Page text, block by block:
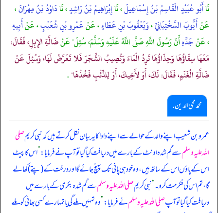
نَاأَبُو عُبَيْدٍ الْقَاسِمُ بْنُ إِسْمَاعِيلَ، نَاإِبْرَاهِيمُ بْنُ رَاشِدٍ، نَادَاوُدُ بْنُ مِهْرَانَ،
عَنْأَيُّوبَ السَّخْتِيَانِيِّ،وَيَعْقُوبَ بْنِ عَطَاءٍ، عَنْعَمْرِو بْنِ شُعَيْبٍ، عَنْأَبِيهِ
، عَنْجَدِّهِأَنّ رَسُولَ اللَّهِ صَلَّى اللَّهُ عَلَيْهِ وَسَلَّمَ، سُئِلَ" عَنْضَالَّةِ الإِبِلِ، فَقَالَ:
مَعَهَا سِقَاؤُهَا وَحِذَاؤُهَا تَرِدُ الْمَاءَ وَتُصِيبُ الشَّجَرَ فَلا تَعَرَّضْ لَهَا، وَسُئِلَ عَنْ
ضَالَّةِ الْغَنَمِ، فَقَالَ: لَكَ، أَوْ لأَخِيكَ، أَوْ لِلذِّئْبِ فَخُذْهَا".
محمد محی الدین .
عمرو بن شعیب اپنے والد کے حوالے سے اپنے دادا کا یہ بیان نقل کرتے ہیں کہ نبی کریمصلی
اللہ علیہ وسلمسے گم شدہ اونٹ کے بارے میں دریافت کیا گیا تو آپ نے فرمایا:”اس کا پیٹ
اس کے پاؤں اس کے ساتھ ہیں، وہ خود ہی پانی تک پہنچ جائے گا اور درخت کے (پتے) کھا لے
گا، تم اس کی فکر مت کرو۔“نبی کریمصلی اللہ علیہ وسلمسے گم شدہ بکری کے بارے میں
دریافت کیا گیا تو آپصلی اللہ علیہ وسلمنے فرمایا:”وہ تمہیں ملے گی یا تمہارے کسی بھائی کو ملے